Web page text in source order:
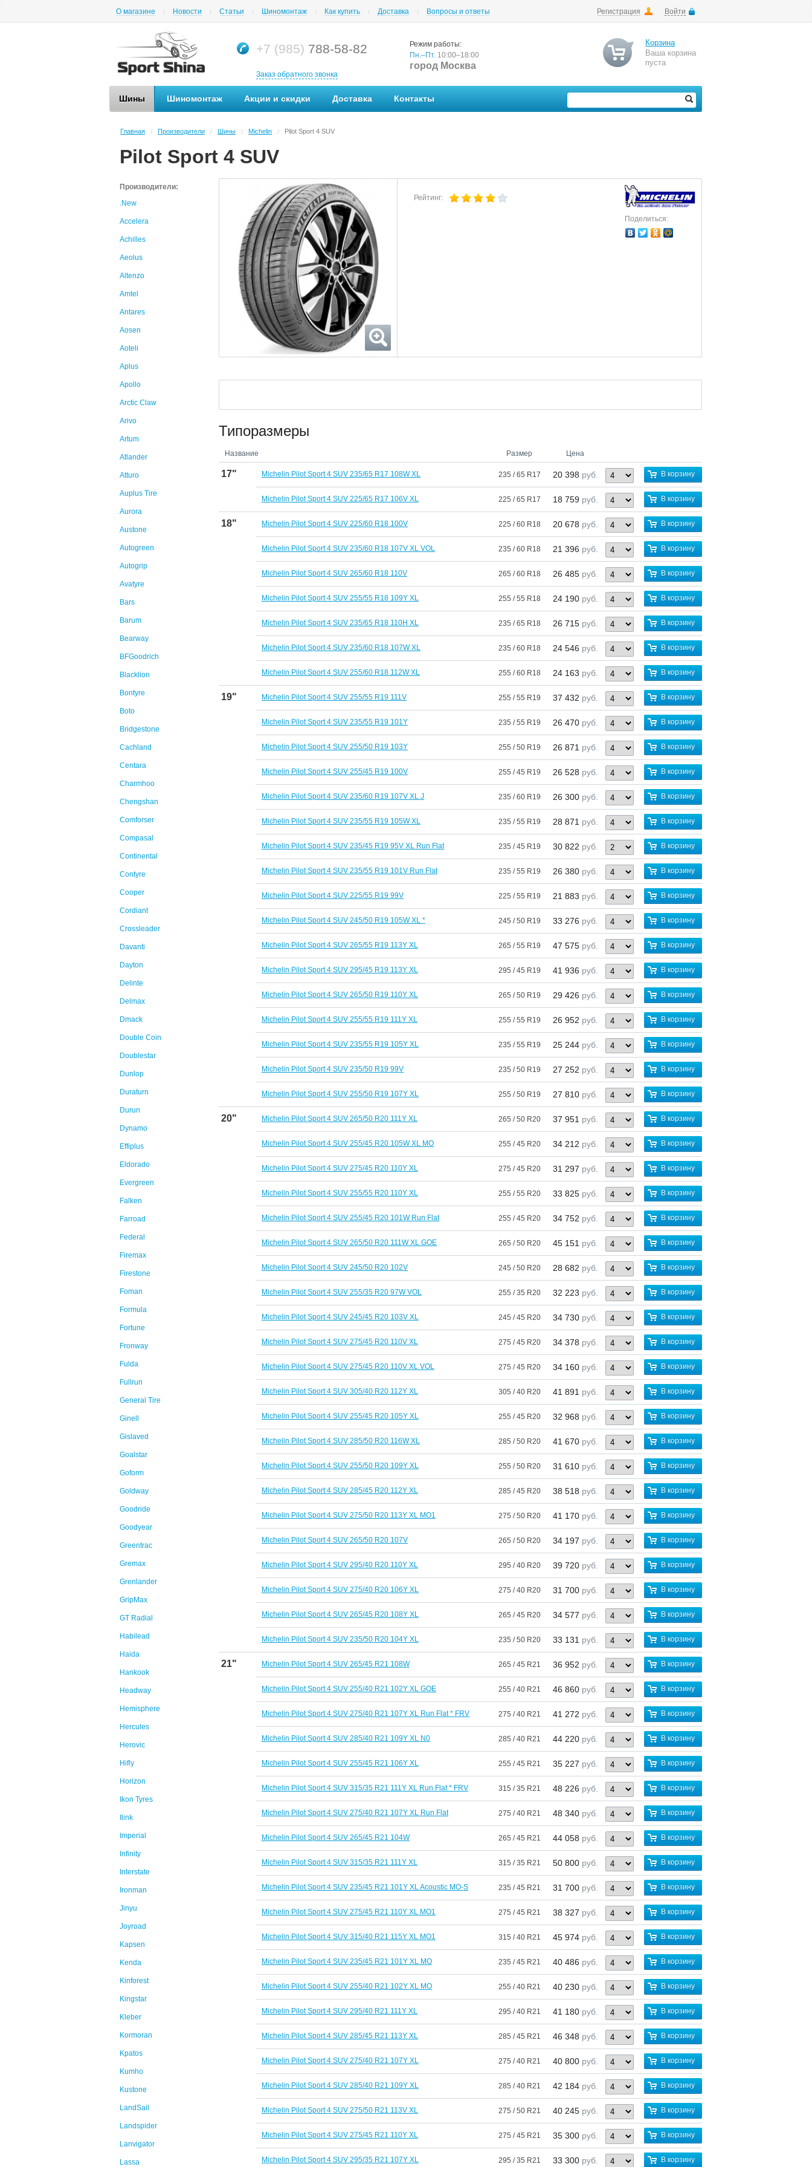
Регистрация Войти
О магазине Новости Статьи Шиномонтаж Как купить Доставка Вопросы и ответы
+7 (985) 788-58-82
Заказ обратного звонка
Режим работы:
Пн.–Пт. 10:00–18:00
город Москва
Корзина
Ваша корзина
пуста
Шины Шиномонтаж Акции и скидки Доставка Контакты
Главная / Производители / Шины / Michelin / Pilot Sport 4 SUV
Pilot Sport 4 SUV
Производители:
.New
Accelera
Achilles
Aeolus
Altenzo
Amtel
Antares
Aosen
Aoteli
Aplus
Apollo
Arctic Claw
Arivo
Artum
Atlander
Atturo
Auplus Tire
Aurora
Austone
Autogreen
Autogrip
Avatyre
Bars
Barum
Bearway
BFGoodrich
Blacklion
Bontyre
Boto
Bridgestone
Cachland
Centara
Charmhoo
Chengshan
Comforser
Compasal
Continental
Contyre
Cooper
Cordiant
Crossleader
Davanti
Dayton
Delinte
Delmax
Dmack
Double Coin
Doublestar
Dunlop
Duraturn
Durun
Dynamo
Effiplus
Eldorado
Evergreen
Falken
Farroad
Federal
Firemax
Firestone
Foman
Formula
Fortune
Fronway
Fulda
Fullrun
General Tire
Ginell
Gislaved
Goalstar
Goform
Goldway
Goodride
Goodyear
Greentrac
Gremax
Grenlander
GripMax
GT Radial
Habilead
Haida
Hankook
Headway
Hemisphere
Hercules
Herovic
Hifly
Horizon
Ikon Tyres
Ilink
Imperial
Infinity
Interstate
Ironman
Jinyu
Joyroad
Kapsen
Kenda
Kinforest
Kingstar
Kleber
Kormoran
Kpatos
Kumho
Kustone
LandSail
Landspider
Lanvigator
Lassa
Рейтинг:
Поделиться:
Типоразмеры
Название Размер Цена
17" Michelin Pilot Sport 4 SUV 235/65 R17 108W XL 235 / 65 R17 20 398 руб. В корзину
Michelin Pilot Sport 4 SUV 225/65 R17 106V XL 225 / 65 R17 18 759 руб. В корзину
18" Michelin Pilot Sport 4 SUV 225/60 R18 100V 225 / 60 R18 20 678 руб. В корзину
Michelin Pilot Sport 4 SUV 235/60 R18 107V XL VOL 235 / 60 R18 21 396 руб. В корзину
Michelin Pilot Sport 4 SUV 265/60 R18 110V 265 / 60 R18 26 485 руб. В корзину
Michelin Pilot Sport 4 SUV 255/55 R18 109Y XL 255 / 55 R18 24 190 руб. В корзину
Michelin Pilot Sport 4 SUV 235/65 R18 110H XL 235 / 65 R18 26 715 руб. В корзину
Michelin Pilot Sport 4 SUV 235/60 R18 107W XL 235 / 60 R18 24 546 руб. В корзину
Michelin Pilot Sport 4 SUV 255/60 R18 112W XL 255 / 60 R18 24 163 руб. В корзину
19" Michelin Pilot Sport 4 SUV 255/55 R19 111V 255 / 55 R19 37 432 руб. В корзину
Michelin Pilot Sport 4 SUV 235/55 R19 101Y 235 / 55 R19 26 470 руб. В корзину
Michelin Pilot Sport 4 SUV 255/50 R19 103Y 255 / 50 R19 26 871 руб. В корзину
Michelin Pilot Sport 4 SUV 255/45 R19 100V 255 / 45 R19 26 528 руб. В корзину
Michelin Pilot Sport 4 SUV 235/60 R19 107V XL J 235 / 60 R19 26 300 руб. В корзину
Michelin Pilot Sport 4 SUV 235/55 R19 105W XL 235 / 55 R19 28 871 руб. В корзину
Michelin Pilot Sport 4 SUV 235/45 R19 95V XL Run Flat 235 / 45 R19 30 822 руб. В корзину
Michelin Pilot Sport 4 SUV 235/55 R19 101V Run Flat 235 / 55 R19 26 380 руб. В корзину
Michelin Pilot Sport 4 SUV 225/55 R19 99V 225 / 55 R19 21 883 руб. В корзину
Michelin Pilot Sport 4 SUV 245/50 R19 105W XL * 245 / 50 R19 33 276 руб. В корзину
Michelin Pilot Sport 4 SUV 265/55 R19 113Y XL 265 / 55 R19 47 575 руб. В корзину
Michelin Pilot Sport 4 SUV 295/45 R19 113Y XL 295 / 45 R19 41 936 руб. В корзину
Michelin Pilot Sport 4 SUV 265/50 R19 110Y XL 265 / 50 R19 29 426 руб. В корзину
Michelin Pilot Sport 4 SUV 255/55 R19 111Y XL 255 / 55 R19 26 952 руб. В корзину
Michelin Pilot Sport 4 SUV 235/55 R19 105Y XL 235 / 55 R19 25 244 руб. В корзину
Michelin Pilot Sport 4 SUV 235/50 R19 99V 235 / 50 R19 27 252 руб. В корзину
Michelin Pilot Sport 4 SUV 255/50 R19 107Y XL 255 / 50 R19 27 810 руб. В корзину
20" Michelin Pilot Sport 4 SUV 265/50 R20 111Y XL 265 / 50 R20 37 951 руб. В корзину
Michelin Pilot Sport 4 SUV 255/45 R20 105W XL MO 255 / 45 R20 34 212 руб. В корзину
Michelin Pilot Sport 4 SUV 275/45 R20 110Y XL 275 / 45 R20 31 297 руб. В корзину
Michelin Pilot Sport 4 SUV 255/55 R20 110Y XL 255 / 55 R20 33 825 руб. В корзину
Michelin Pilot Sport 4 SUV 255/45 R20 101W Run Flat 255 / 45 R20 34 752 руб. В корзину
Michelin Pilot Sport 4 SUV 265/50 R20 111W XL GOE 265 / 50 R20 45 151 руб. В корзину
Michelin Pilot Sport 4 SUV 245/50 R20 102V 245 / 50 R20 28 682 руб. В корзину
Michelin Pilot Sport 4 SUV 255/35 R20 97W VOL 255 / 35 R20 32 223 руб. В корзину
Michelin Pilot Sport 4 SUV 245/45 R20 103V XL 245 / 45 R20 34 730 руб. В корзину
Michelin Pilot Sport 4 SUV 275/45 R20 110V XL 275 / 45 R20 34 378 руб. В корзину
Michelin Pilot Sport 4 SUV 275/45 R20 110V XL VOL 275 / 45 R20 34 160 руб. В корзину
Michelin Pilot Sport 4 SUV 305/40 R20 112Y XL 305 / 40 R20 41 891 руб. В корзину
Michelin Pilot Sport 4 SUV 255/45 R20 105Y XL 255 / 45 R20 32 968 руб. В корзину
Michelin Pilot Sport 4 SUV 285/50 R20 116W XL 285 / 50 R20 41 670 руб. В корзину
Michelin Pilot Sport 4 SUV 255/50 R20 109Y XL 255 / 50 R20 31 610 руб. В корзину
Michelin Pilot Sport 4 SUV 285/45 R20 112Y XL 285 / 45 R20 38 518 руб. В корзину
Michelin Pilot Sport 4 SUV 275/50 R20 113Y XL MO1 275 / 50 R20 41 170 руб. В корзину
Michelin Pilot Sport 4 SUV 265/50 R20 107V 265 / 50 R20 34 197 руб. В корзину
Michelin Pilot Sport 4 SUV 295/40 R20 110Y XL 295 / 40 R20 39 720 руб. В корзину
Michelin Pilot Sport 4 SUV 275/40 R20 106Y XL 275 / 40 R20 31 700 руб. В корзину
Michelin Pilot Sport 4 SUV 265/45 R20 108Y XL 265 / 45 R20 34 577 руб. В корзину
Michelin Pilot Sport 4 SUV 235/50 R20 104Y XL 235 / 50 R20 33 131 руб. В корзину
21" Michelin Pilot Sport 4 SUV 265/45 R21 108W 265 / 45 R21 36 952 руб. В корзину
Michelin Pilot Sport 4 SUV 255/40 R21 102Y XL GOE 255 / 40 R21 46 860 руб. В корзину
Michelin Pilot Sport 4 SUV 275/40 R21 107Y XL Run Flat * FRV 275 / 40 R21 41 272 руб. В корзину
Michelin Pilot Sport 4 SUV 285/40 R21 109Y XL N0 285 / 40 R21 44 220 руб. В корзину
Michelin Pilot Sport 4 SUV 255/45 R21 106Y XL 255 / 45 R21 35 227 руб. В корзину
Michelin Pilot Sport 4 SUV 315/35 R21 111Y XL Run Flat * FRV 315 / 35 R21 48 226 руб. В корзину
Michelin Pilot Sport 4 SUV 275/40 R21 107Y XL Run Flat 275 / 40 R21 48 340 руб. В корзину
Michelin Pilot Sport 4 SUV 265/45 R21 104W 265 / 45 R21 44 058 руб. В корзину
Michelin Pilot Sport 4 SUV 315/35 R21 111Y XL 315 / 35 R21 50 800 руб. В корзину
Michelin Pilot Sport 4 SUV 235/45 R21 101Y XL Acoustic MO-S 235 / 45 R21 31 700 руб. В корзину
Michelin Pilot Sport 4 SUV 275/45 R21 110Y XL MO1 275 / 45 R21 38 327 руб. В корзину
Michelin Pilot Sport 4 SUV 315/40 R21 115Y XL MO1 315 / 40 R21 45 974 руб. В корзину
Michelin Pilot Sport 4 SUV 235/45 R21 101Y XL MO 235 / 45 R21 40 486 руб. В корзину
Michelin Pilot Sport 4 SUV 255/40 R21 102Y XL MO 255 / 40 R21 40 230 руб. В корзину
Michelin Pilot Sport 4 SUV 295/40 R21 111Y XL 295 / 40 R21 41 180 руб. В корзину
Michelin Pilot Sport 4 SUV 285/45 R21 113Y XL 285 / 45 R21 46 348 руб. В корзину
Michelin Pilot Sport 4 SUV 275/40 R21 107Y XL 275 / 40 R21 40 800 руб. В корзину
Michelin Pilot Sport 4 SUV 285/40 R21 109Y XL 285 / 40 R21 42 184 руб. В корзину
Michelin Pilot Sport 4 SUV 275/50 R21 113V XL 275 / 50 R21 40 245 руб. В корзину
Michelin Pilot Sport 4 SUV 275/45 R21 110Y XL 275 / 45 R21 35 300 руб. В корзину
Michelin Pilot Sport 4 SUV 295/35 R21 107Y XL 295 / 35 R21 33 300 руб. В корзину